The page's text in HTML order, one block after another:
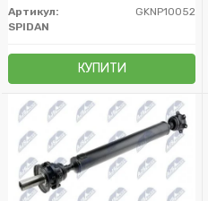
Артикул:
GKNP10052
SPIDAN
КУПИТИ